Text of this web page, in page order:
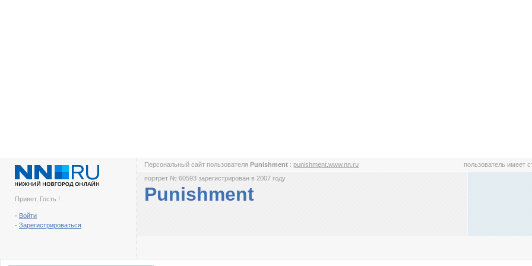
Привет, Гость !
- Войти
- Зарегистрироваться
Персональный сайт пользователя Punishment : punishment.www.nn.ru пользователь имеет
портрет № 60593 зарегистрирован в 2007 году
Punishment